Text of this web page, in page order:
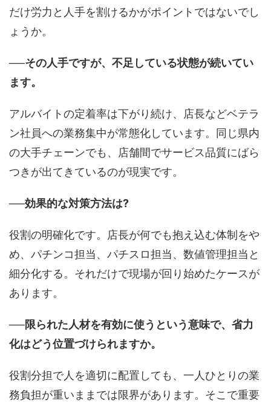
だけ労力と人手を割けるかがポイントではないでし
ょうか。
──その人手ですが、不足している状態が続いてい
ます。
アルバイトの定着率は下がり続け、店長などベテラ
ン社員への業務集中が常態化しています。同じ県内
の大手チェーンでも、店舗間でサービス品質にばら
つきが出てきているのが現実です。
──効果的な対策方法は?
役割の明確化です。店長が何でも抱え込む体制をや
め、パチンコ担当、パチスロ担当、数値管理担当と
細分化する。それだけで現場が回り始めたケースが
あります。
──限られた人材を有効に使うという意味で、省力
化はどう位置づけられますか。
役割分担で人を適切に配置しても、一人ひとりの業
務負担が重いままでは限界があります。そこで重要